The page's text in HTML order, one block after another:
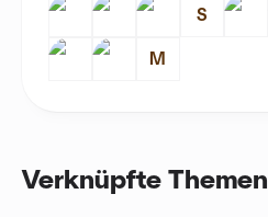
S
M
Verknüpfte Themen